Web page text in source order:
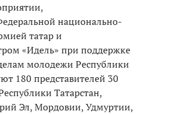
национально-
татар и
«Идель» при поддержке
молодежи Республики
180 представителей 30
Татарстан,
Эл, Мордовии, Удмуртии,